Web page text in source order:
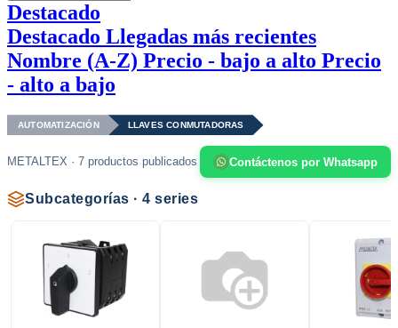
Destacado
Destacado Llegadas más recientes
Nombre (A-Z) Precio - bajo a alto Precio
- alto a bajo
AUTOMATIZACIÓN LLAVES CONMUTADORAS
METALTEX · 7 productos publicados Contáctenos por Whatsapp
Subcategorías · 4 series